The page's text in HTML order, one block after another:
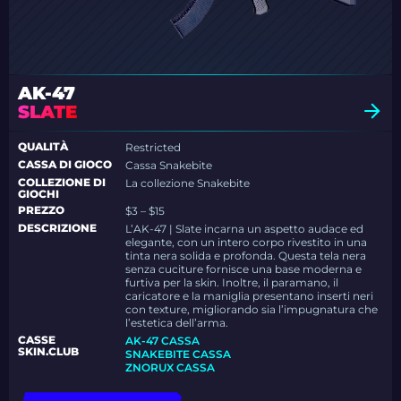
AK-47
SLATE
QUALITÀ
Restricted
CASSA DI GIOCO
Cassa Snakebite
COLLEZIONE DI
GIOCHI
La collezione Snakebite
PREZZO
$3 – $15
DESCRIZIONE
L’AK-47 | Slate incarna un aspetto audace ed
elegante, con un intero corpo rivestito in una
tinta nera solida e profonda. Questa tela nera
senza cuciture fornisce una base moderna e
furtiva per la skin. Inoltre, il paramano, il
caricatore e la maniglia presentano inserti neri
con texture, migliorando sia l’impugnatura che
l’estetica dell’arma.
CASSE
SKIN.CLUB
AK-47 CASSA
SNAKEBITE CASSA
ZNORUX CASSA